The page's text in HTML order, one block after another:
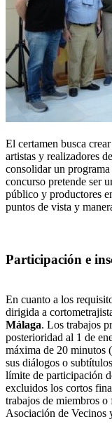
El certamen busca
artistas y realizadores
consolidar un
concurso pretende ser
público y productores
puntos de vista y
Participación e
En cuanto a los
dirigida a
Málaga. Los trabajos
posterioridad al 1 de
máxima de 20 minutos
sus diálogos o
límite de participación
excluidos los cortos
trabajos de miembros
Asociación de Vecinos